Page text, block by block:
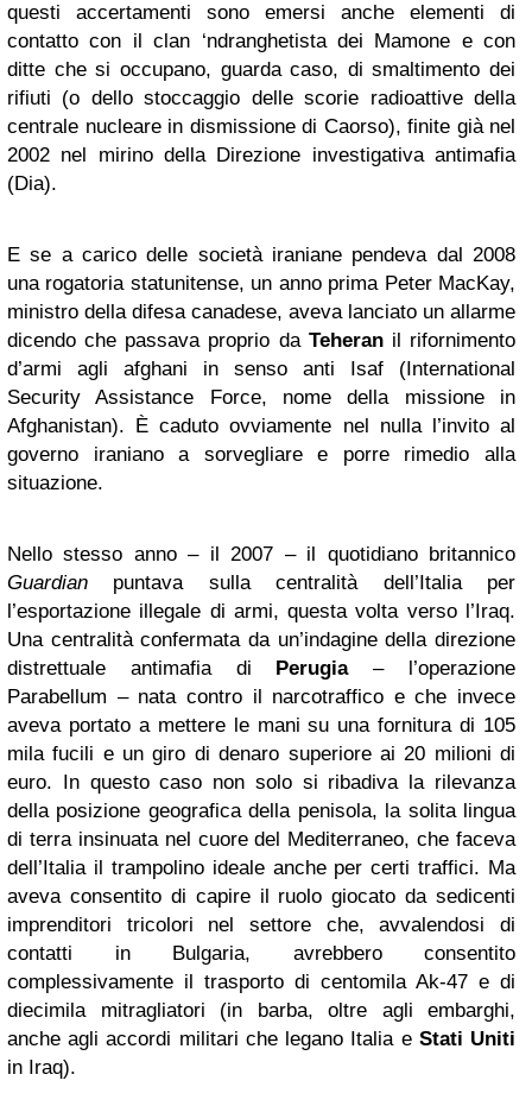
questi accertamenti sono emersi anche elementi di
contatto con il clan ‘ndranghetista dei Mamone e con
ditte che si occupano, guarda caso, di smaltimento dei
rifiuti (o dello stoccaggio delle scorie radioattive della
centrale nucleare in dismissione di Caorso), finite già nel
2002 nel mirino della Direzione investigativa antimafia
(Dia).
E se a carico delle società iraniane pendeva dal 2008
una rogatoria statunitense, un anno prima Peter MacKay,
ministro della difesa canadese, aveva lanciato un allarme
dicendo che passava proprio da Teheranil rifornimento
d’armi agli afghani in senso anti Isaf (International
Security Assistance Force, nome della missione in
Afghanistan). È caduto ovviamente nel nulla l’invito al
governo iraniano a sorvegliare e porre rimedio alla
situazione.
Nello stesso anno – il 2007 – il quotidiano britannico
Guardian puntava sulla centralità dell’Italia per
l’esportazione illegale di armi, questa volta verso l’Iraq.
Una centralità confermata da un’indagine della direzione
distrettuale antimafia di Perugia– l’operazione
Parabellum – nata contro il narcotraffico e che invece
aveva portato a mettere le mani su una fornitura di 105
mila fucili e un giro di denaro superiore ai 20 milioni di
euro. In questo caso non solo si ribadiva la rilevanza
della posizione geografica della penisola, la solita lingua
di terra insinuata nel cuore del Mediterraneo, che faceva
dell’Italia il trampolino ideale anche per certi traffici. Ma
aveva consentito di capire il ruolo giocato da sedicenti
imprenditori tricolori nel settore che, avvalendosi di
contatti in Bulgaria, avrebbero consentito
complessivamente il trasporto di centomila Ak-47 e di
diecimila mitragliatori (in barba, oltre agli embarghi,
anche agli accordi militari che legano Italia e Stati Uniti
in Iraq).